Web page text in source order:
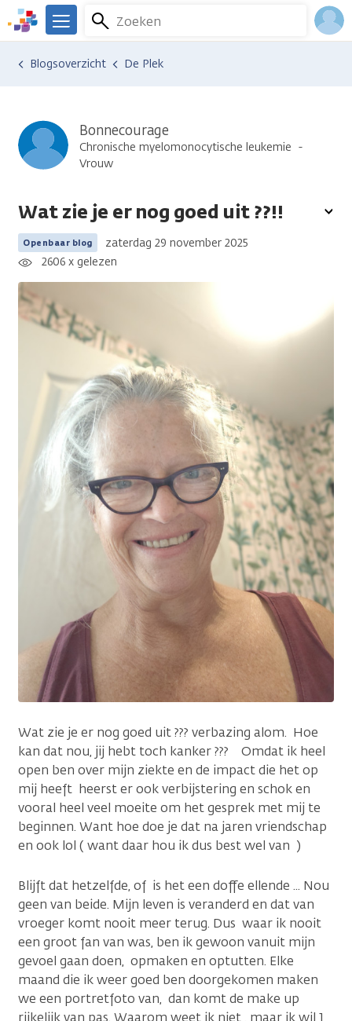
Overslaan
en
naar
We
er
Kanker.nl
Zoeken
Menu
Ervaringen van anderen
Blogsoverzicht De Plek
Bonnecourage
Chronische myelomonocytische leukemie
Vrouw
Wat zie je er nog goed uit ??!!
Openbaar blog
zaterdag 29 november 2025
2606 x gelezen
Wat zie je er nog goed uit ??? verbazing alom. Hoe
kan dat nou, jij hebt toch kanker ??? Omdat ik heel
open ben over mijn ziekte en de impact die het op
mij heeft heerst er ook verbijstering en schok en
vooral heel veel moeite om het gesprek met mij te
beginnen. Want hoe doe je dat na jaren vriendschap
en ook lol ( want daar hou ik dus best wel van )
Blijft dat hetzelfde, of is het een doffe ellende ... Nou
geen van beide. Mijn leven is veranderd en dat van
vroeger komt nooit meer terug. Dus waar ik nooit
een groot fan van was, ben ik gewoon vanuit mijn
gevoel gaan doen, opmaken en optutten. Elke
maand die ik weer goed ben doorgekomen maken
we een portretfoto van, dan komt de make up
rijkelijk van pas. Waarom weet ik niet , maar ik wil 1